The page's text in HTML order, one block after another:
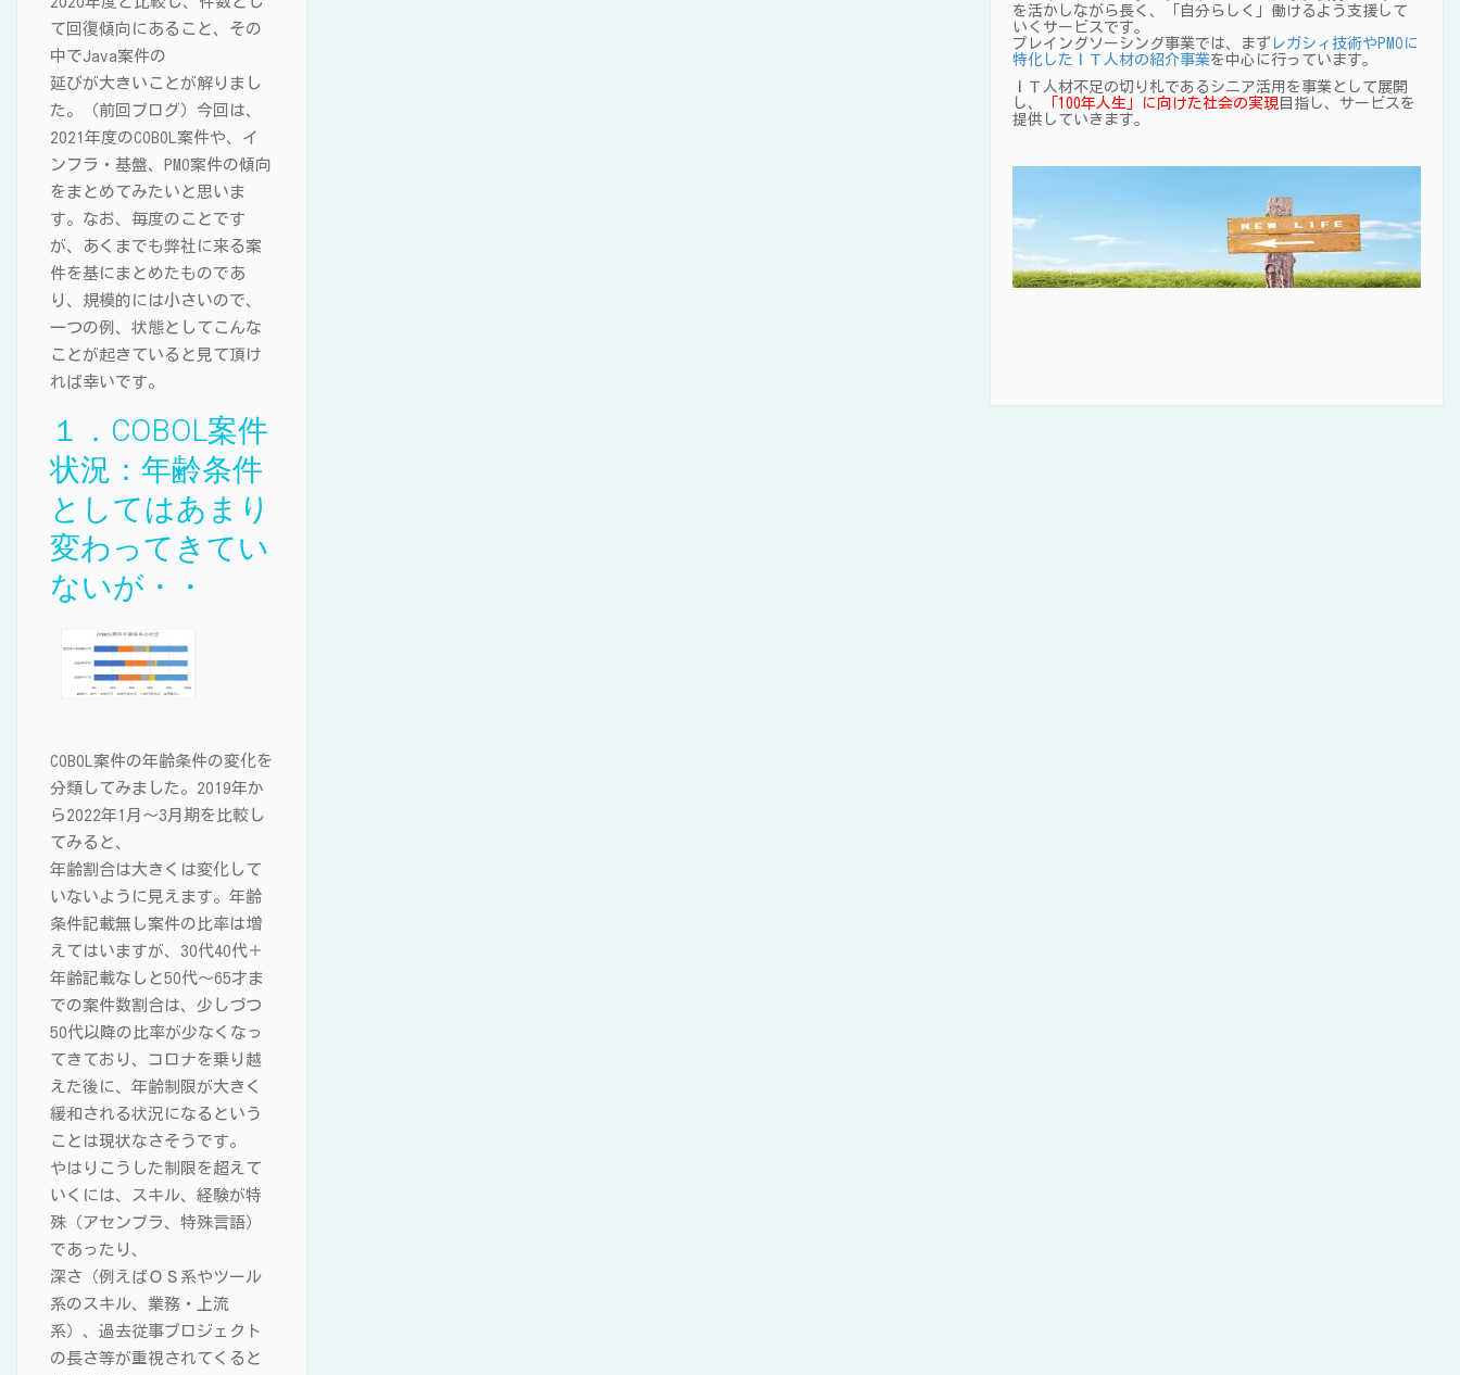
て回復傾向にあること、その
中でJava案件の
延びが大きいことが解りまし
た。（前回ブログ）今回は、
2021年度のCOBOL案件や、イ
ンフラ・基盤、PMO案件の傾向
をまとめてみたいと思いま
す。なお、毎度のことです
が、あくまでも弊社に来る案
件を基にまとめたものであ
り、規模的には小さいので、
一つの例、状態としてこんな
ことが起きていると見て頂け
れば幸いです。
１．COBOL案件
状況：年齢条件
としてはあまり
変わってきてい
ないが・・
COBOL案件の年齢条件の変化を
分類してみました。2019年か
ら2022年1月～3月期を比較し
てみると、
年齢割合は大きくは変化して
いないように見えます。年齢
条件記載無し案件の比率は増
えてはいますが、30代40代＋
年齢記載なしと50代～65才ま
での案件数割合は、少しづつ
50代以降の比率が少なくなっ
てきており、コロナを乗り越
えた後に、年齢制限が大きく
緩和される状況になるという
ことは現状なさそうです。
やはりこうした制限を超えて
いくには、スキル、経験が特
殊（アセンブラ、特殊言語）
であったり、
深さ（例えばＯＳ系やツール
系のスキル、業務・上流
系）、過去従事プロジェクト
の長さ等が重視されてくると
を活かしながら長く、「自分らしく」働けるよう支援して
いくサービスです。
プレイングソーシング事業では、まず レガシィ技術やPMOに
特化したＩＴ人材の紹介事業を中心に行っています。
ＩＴ人材不足の切り札であるシニア活用を事業として展開
し、
「100年人生」に向けた社会の実現 目指し、サービスを
提供していきます。